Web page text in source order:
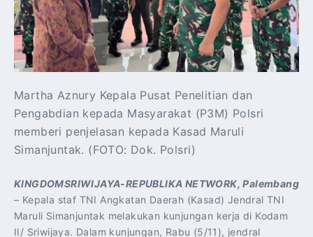
Martha Aznury Kepala Pusat Penelitian dan
Pengabdian kepada Masyarakat (P3M) Polsri
memberi penjelasan kepada Kasad Maruli
Simanjuntak. (FOTO: Dok. Polsri)
KINGDOMSRIWIJAYA-REPUBLIKA NETWORK, Palembang
– Kepala staf TNI Angkatan Daerah (Kasad) Jendral TNI
Maruli Simanjuntak melakukan kunjungan kerja di Kodam
II/ Sriwijaya. Dalam kunjungan, Rabu (5/11), jendral